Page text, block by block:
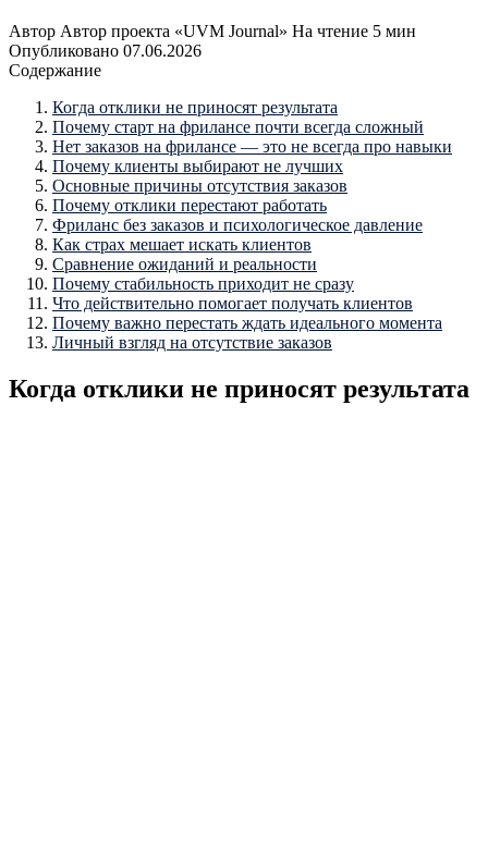
Автор Автор проекта «UVM Journal» На чтение 5 мин
Опубликовано 07.06.2026
Содержание
Когда отклики не приносят результата
Почему старт на фрилансе почти всегда сложный
Нет заказов на фрилансе — это не всегда про навыки
Почему клиенты выбирают не лучших
Основные причины отсутствия заказов
Почему отклики перестают работать
Фриланс без заказов и психологическое давление
Как страх мешает искать клиентов
Сравнение ожиданий и реальности
Почему стабильность приходит не сразу
Что действительно помогает получать клиентов
Почему важно перестать ждать идеального момента
Личный взгляд на отсутствие заказов
Когда отклики не приносят результата